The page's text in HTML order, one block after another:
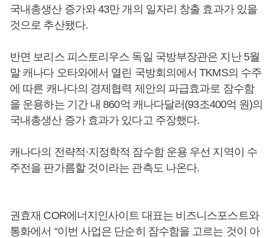
국내총생산 증가와 43만 개의 일자리 창출 효과가 있을
것으로 추산됐다.
반면 보리스 피스토리우스 독일 국방부장관은 지난 5월
말 캐나다 오타와에서 열린 국방회의에서 TKMS의 수주
에 따른 캐나다의 경제협력 제안의 파급효과로 잠수함
을 운용하는 기간 내 860억 캐나다달러(93조400억 원)의
국내총생산 증가 효과가 있다고 주장했다.
캐나다의 전략적·지정학적 잠수함 운용 우선 지역이 수
주전을 판가름할 것이라는 관측도 나온다.
권효재 COR에너지인사이트 대표는 비즈니스포스트와
통화에서 “이번 사업은 단순히 잠수함을 고르는 것이 아